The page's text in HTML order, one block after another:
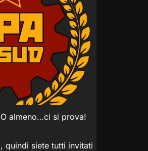
almeno…ci si prova!
quindi siete tutti invitati